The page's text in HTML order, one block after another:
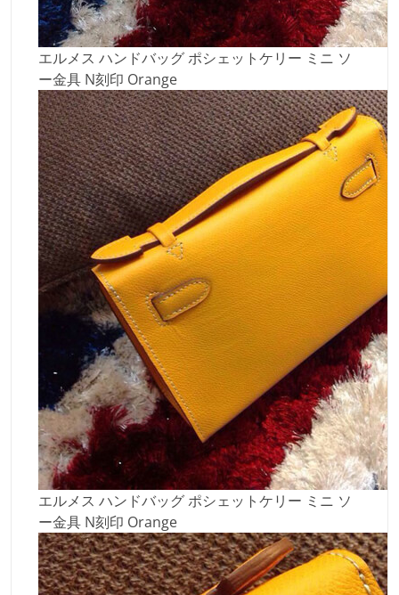
エルメス ハンドバッグ ポシェットケリー ミニ ソ
ー金具 N刻印 Orange
エルメス ハンドバッグ ポシェットケリー ミニ ソ
ー金具 N刻印 Orange